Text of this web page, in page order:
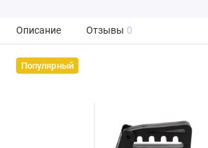
Описание Отзывы 0
Популярный